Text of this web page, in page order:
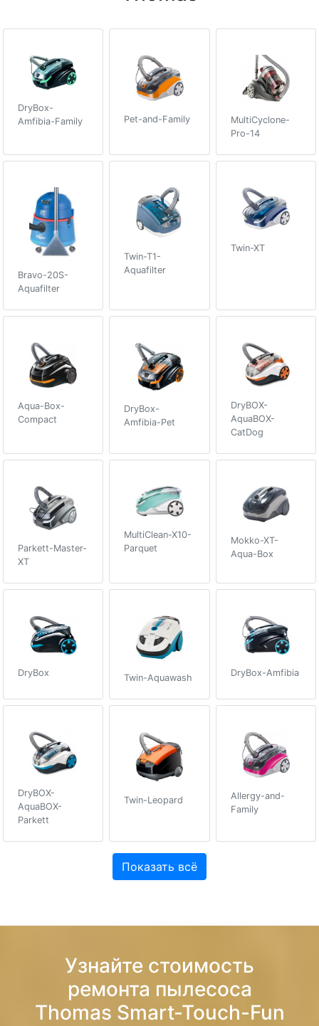
DryBox-
Amfibia-Family
Pet-and-Family
MultiCyclone-
Pro-14
Bravo-20S-
Aquafilter
Twin-T1-
Aquafilter
Twin-XT
Aqua-Box-
Compact
DryBox-
Amfibia-Pet
DryBOX-
AquaBOX-
CatDog
Parkett-Master-
XT
MultiClean-X10-
Parquet
Mokko-XT-
Aqua-Box
DryBox Twin-Aquawash DryBox-Amfibia
DryBOX-
AquaBOX-
Parkett
Twin-Leopard
Allergy-and-
Family
Показать всё
Узнайте стоимость
ремонта пылесоса
Thomas Smart-Touch-Fun